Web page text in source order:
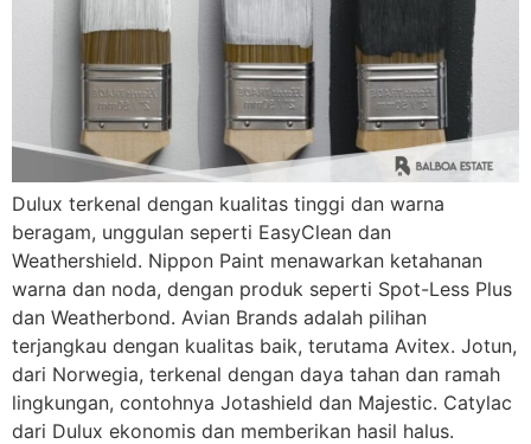
Dulux terkenal dengan kualitas tinggi dan warna
beragam, unggulan seperti EasyClean dan
Weathershield. Nippon Paint menawarkan ketahanan
warna dan noda, dengan produk seperti Spot-Less Plus
dan Weatherbond. Avian Brands adalah pilihan
terjangkau dengan kualitas baik, terutama Avitex. Jotun,
dari Norwegia, terkenal dengan daya tahan dan ramah
lingkungan, contohnya Jotashield dan Majestic. Catylac
dari Dulux ekonomis dan memberikan hasil halus.